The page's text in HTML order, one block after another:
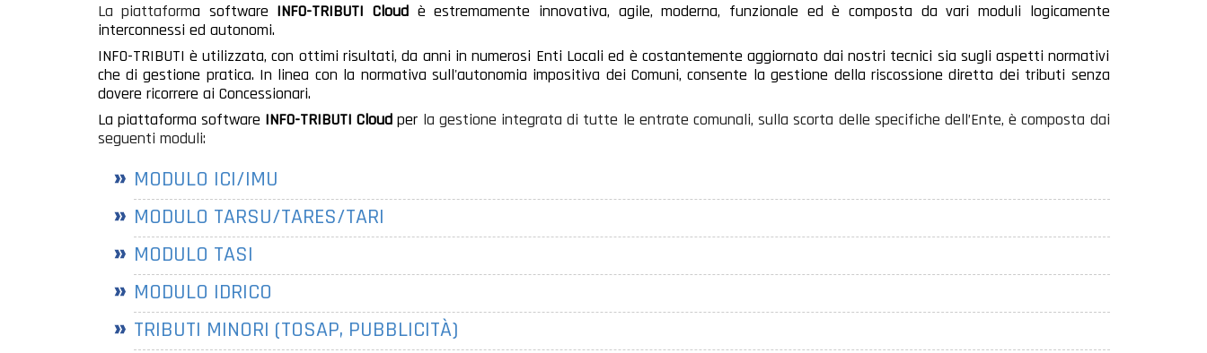
La piattaforma software INFO-TRIBUTI Cloud è estremamente innovativa, agile, moderna, funzionale ed è composta da vari moduli logicamente
interconnessi ed autonomi.
INFO-TRIBUTI è utilizzata, con ottimi risultati, da anni in numerosi Enti Locali ed è costantemente aggiornato dai nostri tecnici sia sugli aspetti normativi
che di gestione pratica. In linea con la normativa sull'autonomia impositiva dei Comuni, consente la gestione della riscossione diretta dei tributi senza
dovere ricorrere ai Concessionari.
La piattaforma software INFO-TRIBUTI Cloud per la gestione integrata di tutte le entrate comunali, sulla scorta delle specifiche dell’Ente, è composta dai
seguenti moduli:
MODULO ICI/IMU
MODULO TARSU/TARES/TARI
MODULO TASI
MODULO IDRICO
TRIBUTI MINORI (TOSAP, PUBBLICITÀ)